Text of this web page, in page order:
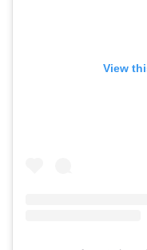
View